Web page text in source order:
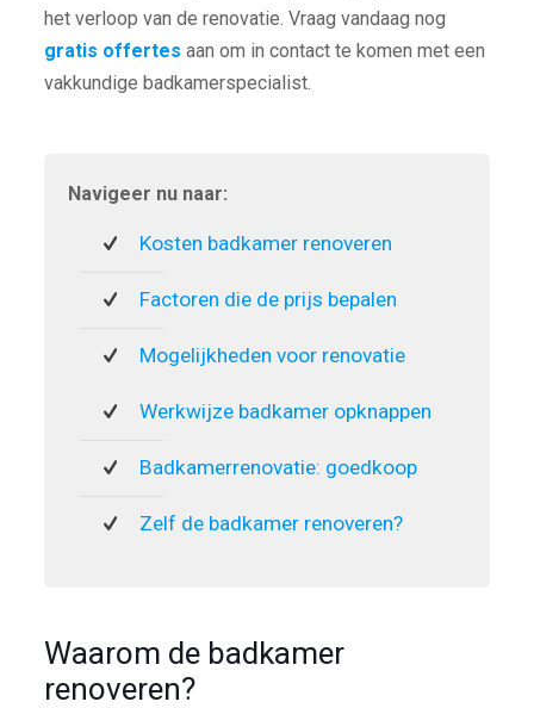
het verloop van de renovatie. Vraag vandaag nog
gratis offertes aan om in contact te komen met een
vakkundige badkamerspecialist.
Navigeer nu naar:
Kosten badkamer renoveren
Factoren die de prijs bepalen
Mogelijkheden voor renovatie
Werkwijze badkamer opknappen
Badkamerrenovatie: goedkoop
Zelf de badkamer renoveren?
Waarom de badkamer
renoveren?